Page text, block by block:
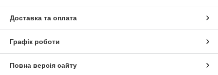
Доставка та оплата
Графік роботи
Повна версія сайту